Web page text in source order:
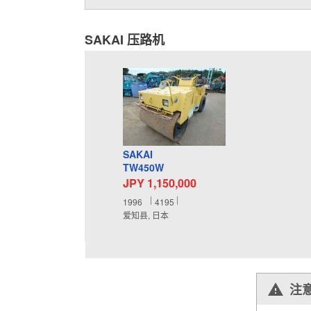
SAKAI 压路机
SAKAI
TW450W
JPY 1,150,000
1996
4195
爱知县, 日本
注